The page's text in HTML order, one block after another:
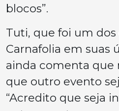
blocos”.
Tuti, que foi um
Carnafolia em suas
ainda comenta que
que outro evento
“Acredito que seja